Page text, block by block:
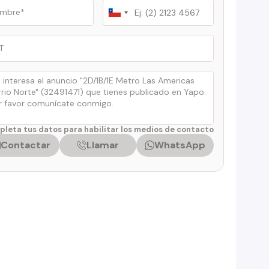
Chile
+56
tus datos para habilitar los medios de contacto
Contactar Llamar WhatsApp